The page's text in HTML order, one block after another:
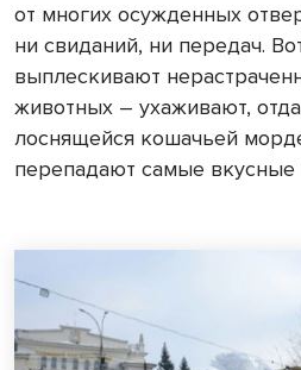
от многих осужденных
ни свиданий, ни передач.
выплескивают
животных – ухаживают,
лоснящейся кошачьей
перепадают самые вкусные